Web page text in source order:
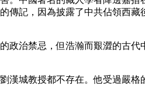
傳記，因為披露了中共佔領西
政治禁忌，但浩瀚而艱澀的古
漢城教授都不存在。他受過嚴